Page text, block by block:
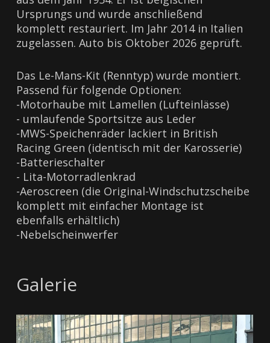
Ursprungs und wurde anschließend
komplett restauriert. Im Jahr 2014 in Italien
zugelassen. Auto bis Oktober 2026 geprüft.
Das Le-Mans-Kit (Renntyp) wurde montiert.
Passend für folgende Optionen:
-Motorhaube mit Lamellen (Lufteinlässe)
- umlaufende Sportsitze aus Leder
-MWS-Speichenräder lackiert in British
Racing Green (identisch mit der Karosserie)
-Batterieschalter
- Lita-Motorradlenkrad
-Aeroscreen (die Original-Windschutzscheibe
komplett mit einfacher Montage ist
ebenfalls erhältlich)
-Nebelscheinwerfer
Galerie